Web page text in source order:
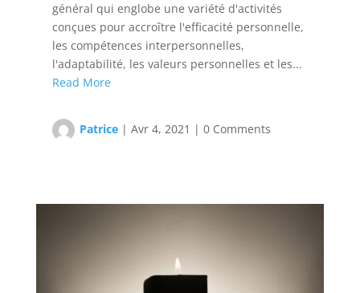
général qui englobe une variété d'activités
conçues pour accroître l'efficacité personnelle,
les compétences interpersonnelles,
l'adaptabilité, les valeurs personnelles et les...
Read More
Patrice| Avr 4, 2021 | 0 Comments